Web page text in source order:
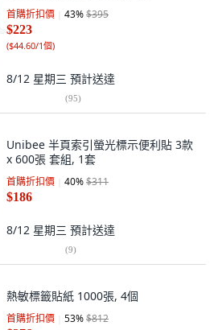
首購折扣價 43%$395
$223
($44.60/1個)
8/12 星期三 預計送達
(95)
Unibee 半頁索引螢光標示便利貼 3款
x 600張 套組, 1套
首購折扣價 40%$311
$186
8/12 星期三 預計送達
(9)
熱敏標籤貼紙 1000張, 4個
首購折扣價 53%$812